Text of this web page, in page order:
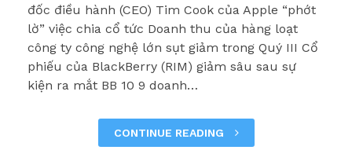
đốc điều hành (CEO) Tim Cook của Apple “phớt
lờ” việc chia cổ tức Doanh thu của hàng loạt
công ty công nghệ lớn sụt giảm trong Quý III Cổ
phiếu của BlackBerry (RIM) giảm sâu sau sự
kiện ra mắt BB 10 9 doanh…
CONTINUE READING